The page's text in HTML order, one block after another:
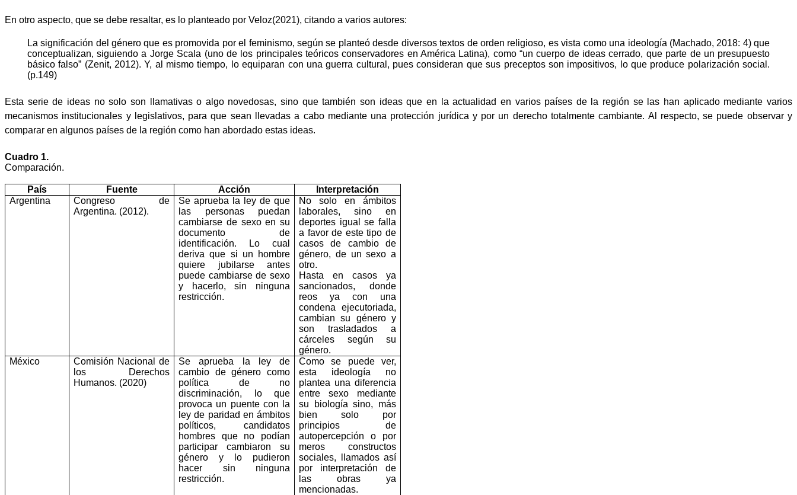
En otro aspecto, que se debe resaltar, es lo planteado por Veloz(2021), citando a varios autores:
La significación del género que es promovida por el feminismo, según se planteó desde diversos textos de orden religioso, es vista como una ideología (Machado, 2018: 4) que
conceptualizan, siguiendo a Jorge Scala (uno de los principales teóricos conservadores en América Latina), como “un cuerpo de ideas cerrado, que parte de un presupuesto
básico falso” (Zenit, 2012). Y, al mismo tiempo, lo equiparan con una guerra cultural, pues consideran que sus preceptos son impositivos, lo que produce polarización social.
(p.149)
Esta serie de ideas no solo son llamativas o algo novedosas, sino que también son ideas que en la actualidad en varios países de la región se las han aplicado mediante varios
mecanismos institucionales y legislativos, para que sean llevadas a cabo mediante una protección jurídica y por un derecho totalmente cambiante. Al respecto, se puede observar y
comparar en algunos países de la región como han abordado estas ideas.
Cuadro 1.
Comparación.
País Fuente Acción
Interpretación
Argentina
Congreso de
Argentina. (2012).
Se aprueba la ley de que
las personas puedan
cambiarse de sexo en su
documento de
identificación. Lo cual
deriva que si un hombre
quiere jubilarse antes
puede cambiarse de sexo
y hacerlo, sin ninguna
restricción.
No solo en ámbitos
laborales, sino en
deportes igual se falla
a favor de este tipo de
casos de cambio de
género, de un sexo a
otro.
Hasta en casos ya
sancionados, donde
reos ya con una
condena ejecutoriada,
cambian su género y
son trasladados a
cárceles según su
género.
México
Comisión Nacional de
los Derechos
Humanos. (2020)
Se aprueba la ley de
cambio de género como
política de no
discriminación, lo que
provoca un puente con la
ley de paridad en ámbitos
políticos, candidatos
hombres que no podían
participar cambiaron su
género y lo pudieron
hacer sin ninguna
restricción.
Como se puede ver,
esta ideología no
plantea una diferencia
entre sexo mediante
su biología sino, más
bien solo por
principios de
autopercepción o por
meros constructos
sociales, llamados así
por interpretación de
las obras ya
mencionadas.